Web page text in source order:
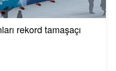
rekord tamaşaçı